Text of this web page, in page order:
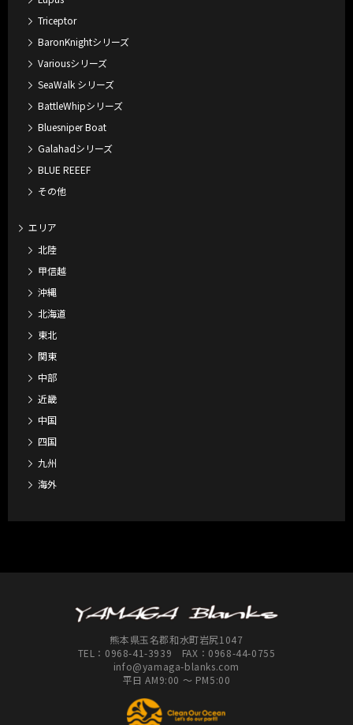
Triceptor
BaronKnightシリーズ
Variousシリーズ
SeaWalk シリーズ
BattleWhipシリーズ
Bluesniper Boat
Galahadシリーズ
BLUE REEEF
その他
エリア
北陸
甲信越
沖縄
北海道
東北
関東
中部
近畿
中国
四国
九州
海外
熊本県玉名郡和水町岩尻1047
TEL： 0968-41-3939 FAX：0968-44-0755
info@yamaga-blanks.com
平日 AM9:00 ～ PM5:00